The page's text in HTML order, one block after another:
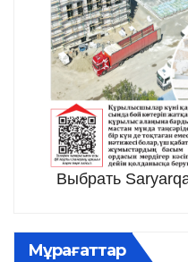
Выбрать
Мұрағаттар